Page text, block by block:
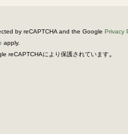
by reCAPTCHA and the Google Privacy
apply.
reCAPTCHAにより保護されています。